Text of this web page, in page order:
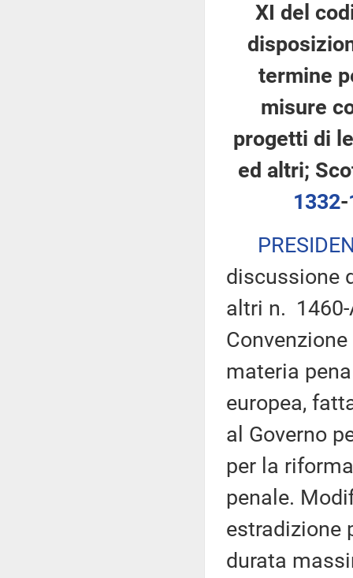
XI del
termine
misure
progetti di
ed altri;
1332-
discussione
altri n.
materia
europea,
al Governo
per la
penale.
estradizione
durata